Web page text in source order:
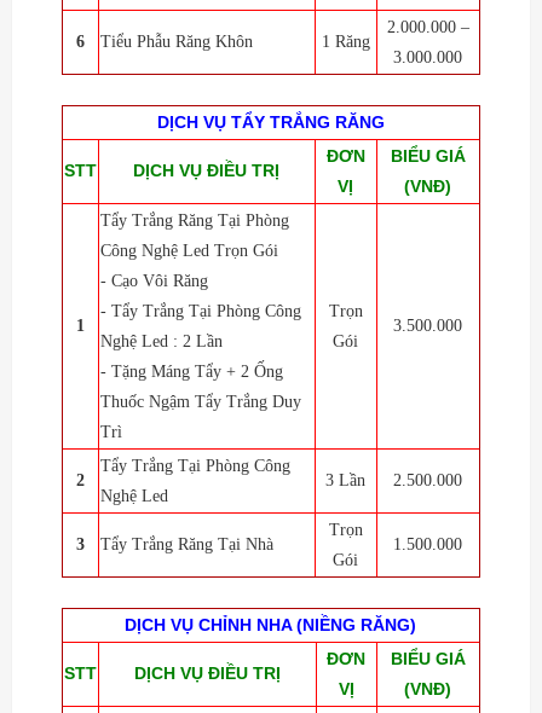
6 Tiểu Phẫu Răng Khôn 1 Răng
2.000.000 –
3.000.000
DỊCH VỤ TẨY TRẮNG RĂNG
STT DỊCH VỤ ĐIỀU TRỊ
ĐƠN
VỊ
BIỂU GIÁ
(VNĐ)
1
Tẩy Trắng Răng Tại Phòng
Công Nghệ Led Trọn Gói
- Cạo Vôi Răng
- Tẩy Trắng Tại Phòng Công
Nghệ Led : 2 Lần
- Tặng Máng Tẩy + 2 Ống
Thuốc Ngậm Tẩy Trắng Duy
Trì
Trọn
Gói
3.500.000
2
Tẩy Trắng Tại Phòng Công
Nghệ Led
3 Lần 2.500.000
3 Tẩy Trắng Răng Tại Nhà
Trọn
Gói
1.500.000
DỊCH VỤ CHỈNH NHA (NIỀNG RĂNG)
STT DỊCH VỤ ĐIỀU TRỊ
ĐƠN
VỊ
BIỂU GIÁ
(VNĐ)